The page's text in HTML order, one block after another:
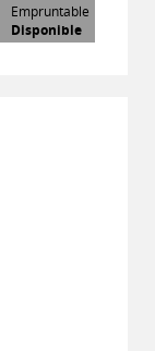
Empruntable
Disponible